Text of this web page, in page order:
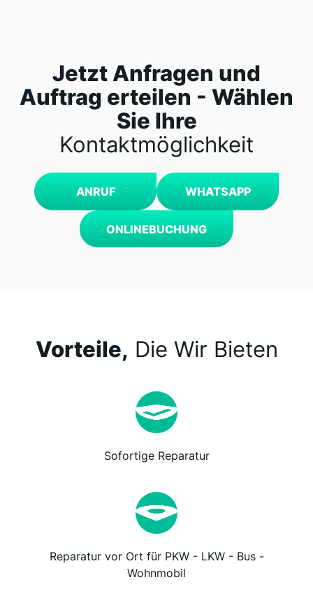
Jetzt Anfragen und
Auftrag erteilen - Wählen
Sie Ihre
Kontaktmöglichkeit
ANRUF WHATSAPP
ONLINEBUCHUNG
Vorteile, Die Wir Bieten
Sofortige Reparatur
Reparatur vor Ort für PKW - LKW - Bus -
Wohnmobil